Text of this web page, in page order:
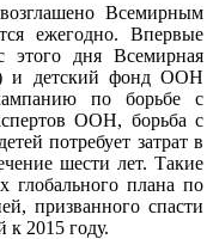
Всемирным
ежегодно. Впервые
дня Всемирная
и детский фонд ООН
по борьбе с
ООН, борьба с
потребует затрат в
шести лет. Такие
глобального плана по
призванного спасти
к 2015 году.